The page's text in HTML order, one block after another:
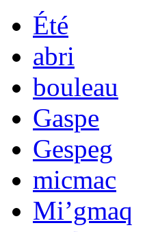
Été
abri
bouleau
Gaspe
Gespeg
micmac
Mi’gmaq